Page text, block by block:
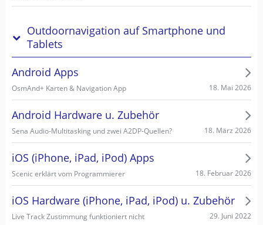
Outdoornavigation auf Smartphone und
Tablets
Android Apps
OsmAnd+ Karten & Navigation App 18. Mai 2026
Android Hardware u. Zubehör
Sena Audio-Multitasking und zwei A2DP-Quellen? 18. März 2026
iOS (iPhone, iPad, iPod) Apps
Scenic erklärt vom Programmierer 18. Februar 2026
iOS Hardware (iPhone, iPad, iPod) u. Zubehör
Live Track Zustimmung funktioniert nicht 29. Juni 2022